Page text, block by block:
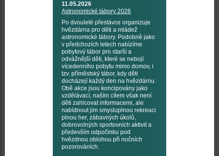
11.05.2026
Astronomické tábory 2026
Po dvouleté přestávce organizuje
hvězdárna pro děti a mládež
astronomické tábory. Podobně jako
v předchozích letech nabízíme
pobytový tábor pro starší a
odvážnější děti, které se nebojí
vícedenního pobytu mimo domov, i
tzv. příměstský tábor, kdy děti
docházejí každý den na hvězdárnu.
Obě akce jsou koncipovány jako
vzdělávací, naším cílem však není
děti zahlcovat informacemi, ale
nabídnout jim smysluplnou rekreaci
plnou her, zábavných úkolů,
dobrovolných sportovních aktivit a
především odpočinku pod
hvězdnou oblohou při nočních
pozorováních.